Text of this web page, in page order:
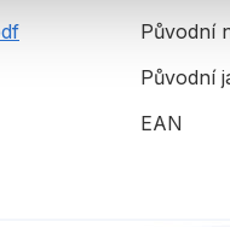
Původní
Původní
EAN